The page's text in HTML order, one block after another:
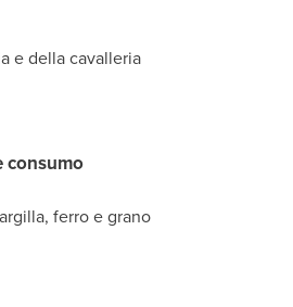
e della cavalleria
consumo
ferro e grano